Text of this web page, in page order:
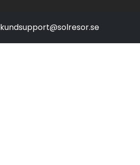
kundsupport@solresor.se